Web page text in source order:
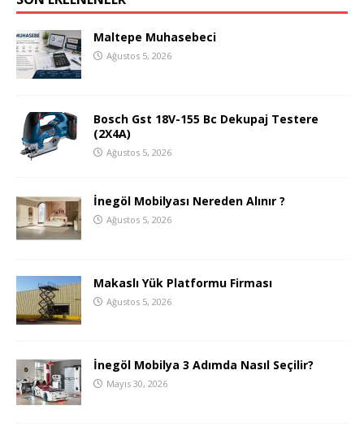
Maltepe Muhasebeci
Ağustos 5, 2026
Bosch Gst 18V-155 Bc Dekupaj Testere
(2X4A)
Ağustos 5, 2026
İnegöl Mobilyası Nereden Alınır ?
Ağustos 5, 2026
Makaslı Yük Platformu Firması
Ağustos 5, 2026
İnegöl Mobilya 3 Adımda Nasıl Seçilir?
Mayıs 30, 2026